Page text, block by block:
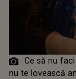
Ce să nu
nu te lovească